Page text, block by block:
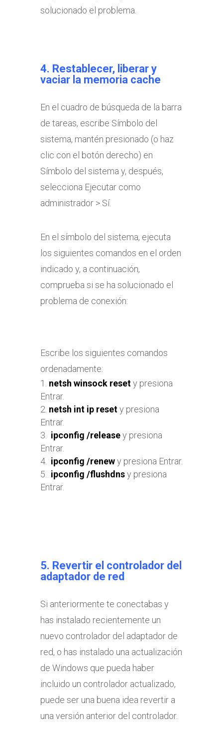
solucionado el problema.
4. Restablecer, liberar y
vaciar la memoria cache
En el cuadro de búsqueda de la barra
de tareas, escribe Símbolo del
sistema, mantén presionado (o haz
clic con el botón derecho) en
Símbolo del sistema y, después,
selecciona Ejecutar como
administrador > Sí.
En el símbolo del sistema, ejecuta
los siguientes comandos en el orden
indicado y, a continuación,
comprueba si se ha solucionado el
problema de conexión:
Escribe los siguientes comandos
ordenadamente:
netsh winsock resety presiona
Entrar.
netsh int ip resety presiona
Entrar.
ipconfig /releasey presiona
Entrar.
ipconfig /renewy presiona Entrar.
ipconfig /flushdnsy presiona
Entrar.
5. Revertir el controlador del
adaptador de red
Si anteriormente te conectabas y
has instalado recientemente un
nuevo controlador del adaptador de
red, o has instalado una actualización
de Windows que pueda haber
incluido un controlador actualizado,
puede ser una buena idea revertir a
una versión anterior del controlador.